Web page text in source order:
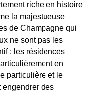
riche en histoire
la majestueuse
de Champagne qui
ne sont pas les
; les résidences
en
particulière et le
engendrer des